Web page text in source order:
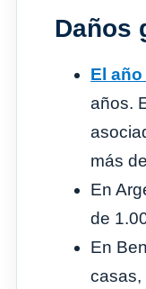
Daños
El
años.
más
En
de
En
casas,